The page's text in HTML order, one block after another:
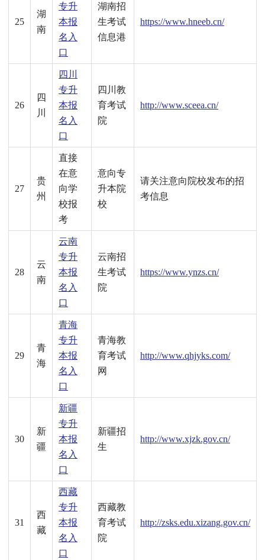
25
湖
南
专升
本报
名入
口
湖南招
生考试
信息港
https://www.hneeb.cn/
26
四
川
四川
专升
本报
名入
口
四川教
育考试
院
http://www.sceea.cn/
27
贵
州
直接
在意
向学
校报
考
意向专
升本院
校
请关注意向院校发布的招
考信息
28
云
南
云南
专升
本报
名入
口
云南招
生考试
院
https://www.ynzs.cn/
29
青
海
青海
专升
本报
名入
口
青海教
育考试
网
http://www.qhjyks.com/
30
新
疆
新疆
专升
本报
名入
口
新疆招
生
http://www.xjzk.gov.cn/
31
西
藏
西藏
专升
本报
名入
口
西藏教
育考试
院
http://zsks.edu.xizang.gov.cn/